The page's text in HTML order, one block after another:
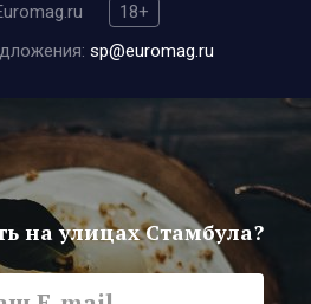
18+
sp@euromag.ru
на улицах Стамбула?